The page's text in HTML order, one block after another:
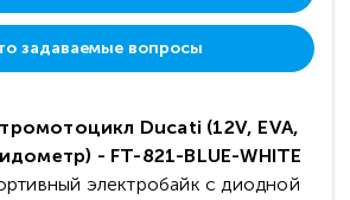
задаваемые вопросы
Ducati (12V, EVA,
- FT-821-BLUE-WHITE
электробайк с диодной